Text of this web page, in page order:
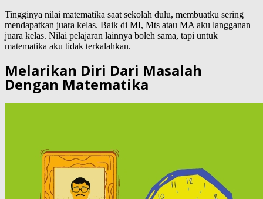
Tingginya nilai matematika saat sekolah dulu, membuatku sering
mendapatkan juara kelas. Baik di MI, Mts atau MA aku langganan
juara kelas. Nilai pelajaran lainnya boleh sama, tapi untuk
matematika aku tidak terkalahkan.
Melarikan Diri Dari Masalah
Dengan Matematika